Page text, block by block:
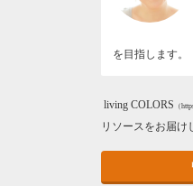
を目指します。
living COLORS （
リソースをお届け